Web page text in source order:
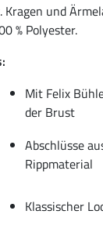
und
% Polyester.
Mit Felix
der Brust
Abschlüsse
Rippmaterial
Klassischer